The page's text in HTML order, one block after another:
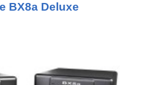
BX8a Deluxe